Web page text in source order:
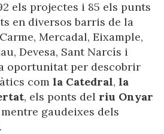
els projectes i 85 els punts
en diversos barris de la
Mercadal, Eixample,
Devesa, Sant Narcís i
oportunitat per descobrir
com la Catedral, la
, els ponts del riu Onyar
mentre gaudeixes dels
.